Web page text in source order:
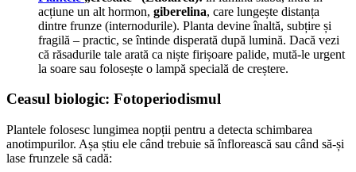
acțiune un alt hormon, giberelina, care lungește distanța
dintre frunze (internodurile). Planta devine înaltă, subțire și
fragilă – practic, se întinde disperată după lumină. Dacă vezi
că răsadurile tale arată ca niște firișoare palide, mută-le urgent
la soare sau folosește o lampă specială de creștere.
Ceasul biologic: Fotoperiodismul
Plantele folosesc lungimea nopții pentru a detecta schimbarea
anotimpurilor. Așa știu ele când trebuie să înflorească sau când să-și
lase frunzele să cadă: